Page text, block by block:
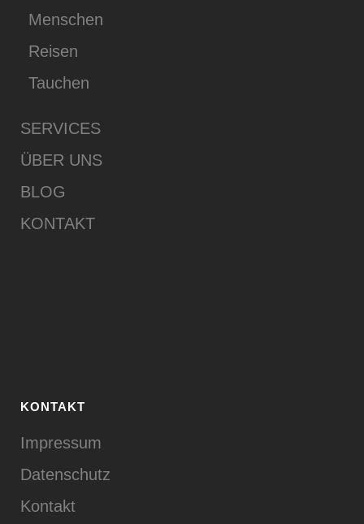
Menschen
Reisen
Tauchen
SERVICES
ÜBER UNS
BLOG
KONTAKT
KONTAKT
Impressum
Datenschutz
Kontakt